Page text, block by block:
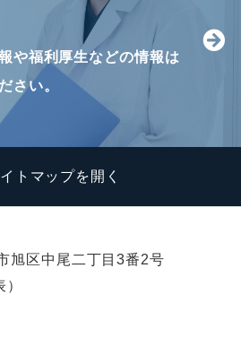
や福利厚生などの情報は
さい。
トマップを開く
旭区中尾二丁目3番2号
）